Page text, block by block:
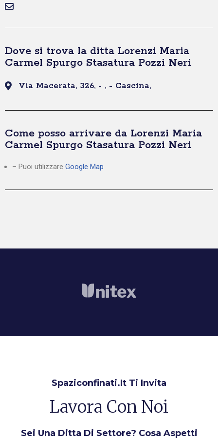
Dove si trova la ditta Lorenzi Maria
Carmel Spurgo Stasatura Pozzi Neri
Via Macerata, 326, - , - Cascina,
Come posso arrivare da Lorenzi Maria
Carmel Spurgo Stasatura Pozzi Neri
– Puoi utilizzare Google Map
Spaziconfinati.it Ti Invita
Lavora Con Noi
Sei Una Ditta Di Settore? Cosa Aspetti